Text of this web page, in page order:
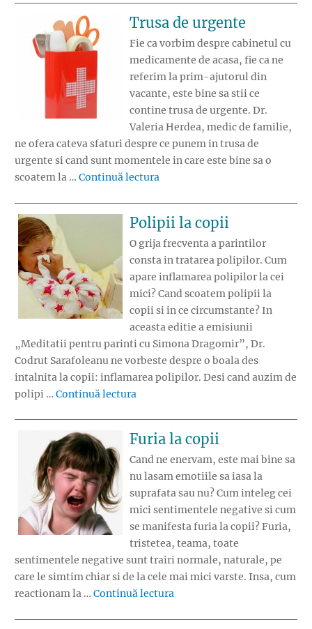
Trusa de urgente
Fie ca vorbim despre cabinetul cu
medicamente de acasa, fie ca ne
referim la prim-ajutorul din
vacante, este bine sa stii ce
contine trusa de urgente. Dr.
Valeria Herdea, medic de familie,
ne ofera cateva sfaturi despre ce punem in trusa de
urgente si cand sunt momentele in care este bine sa o
scoatem la … Continuă lectura
Polipii la copii
O grija frecventa a parintilor
consta in tratarea polipilor. Cum
apare inflamarea polipilor la cei
mici? Cand scoatem polipii la
copii si in ce circumstante? In
aceasta editie a emisiunii
„Meditatii pentru parinti cu Simona Dragomir”, Dr.
Codrut Sarafoleanu ne vorbeste despre o boala des
intalnita la copii: inflamarea polipilor. Desi cand auzim de
polipi … Continuă lectura
Furia la copii
Cand ne enervam, este mai bine sa
nu lasam emotiile sa iasa la
suprafata sau nu? Cum inteleg cei
mici sentimentele negative si cum
se manifesta furia la copii? Furia,
tristetea, teama, toate
sentimentele negative sunt trairi normale, naturale, pe
care le simtim chiar si de la cele mai mici varste. Insa, cum
reactionam la … Continuă lectura